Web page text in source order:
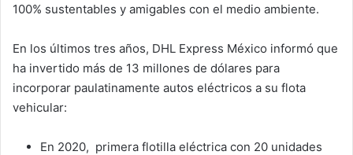
100% sustentables y amigables con el medio ambiente.
En los últimos tres años, DHL Express México informó que
ha invertido más de 13 millones de dólares para
incorporar paulatinamente autos eléctricos a su flota
vehicular:
En 2020, primera flotilla eléctrica con 20 unidades